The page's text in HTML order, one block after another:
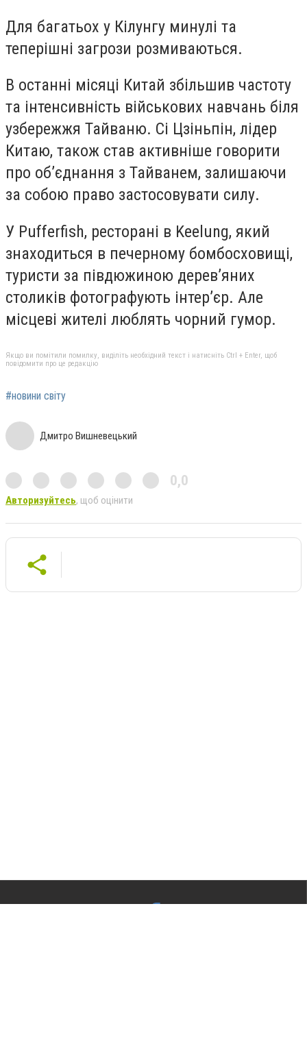
Для багатьох у Кілунгу минулі та
теперішні загрози розмиваються.
В останні місяці Китай збільшив частоту
та інтенсивність військових навчань біля
узбережжя Тайваню. Сі Цзіньпін, лідер
Китаю, також став активніше говорити
про об’єднання з Тайванем, залишаючи
за собою право застосовувати силу.
У Pufferfish, ресторані в Keelung, який
знаходиться в печерному бомбосховищі,
туристи за півдюжиною дерев’яних
столиків фотографують інтер’єр. Але
місцеві жителі люблять чорний гумор.
Якщо ви помітили помилку, виділіть необхідний текст і натисніть Ctrl + Enter, щоб
повідомити про це редакцію
#новини світу
Дмитро Вишневецький
0,0
Авторизуйтесь, щоб оцінити